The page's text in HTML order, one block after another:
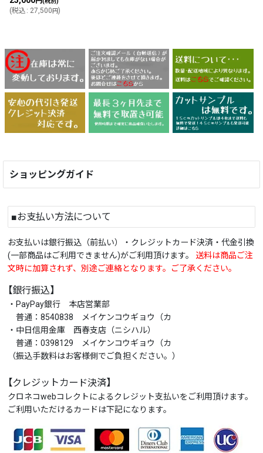
(税込 : 27,500 円)
ショッピングガイド
■お支払い方法について
お支払いは銀行振込（前払い）・クレジットカード決済・代金引換
(一部商品はご利用できません)がご利用頂けます。 送料は商品ご注
文時に加算されず、別途ご連絡となります。ご了承ください。
【銀行振込】
・PayPay銀行 本店営業部
普通：8540838 メイケンコウギョウ（カ
・中日信用金庫 西春支店（ニシハル）
普通：0398129 メイケンコウギョウ（カ
（振込手数料はお客様側でご負担ください。）
【クレジットカード決済】
クロネコwebコレクトによるクレジット支払いをご利用頂けます。
ご利用いただけるカードは下記になります。